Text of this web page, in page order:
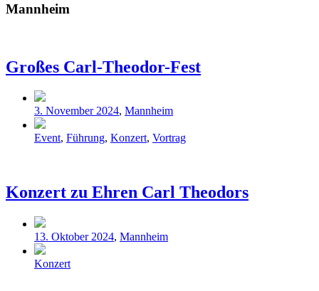
Mannheim
Großes Carl-Theodor-Fest
Veröffentlicht
in
3. November 2024, Mannheim
Schlagwörter
Event, Führung, Konzert, Vortrag
Konzert zu Ehren Carl Theodors
Veröffentlicht
in
13. Oktober 2024, Mannheim
Schlagwörter
Konzert